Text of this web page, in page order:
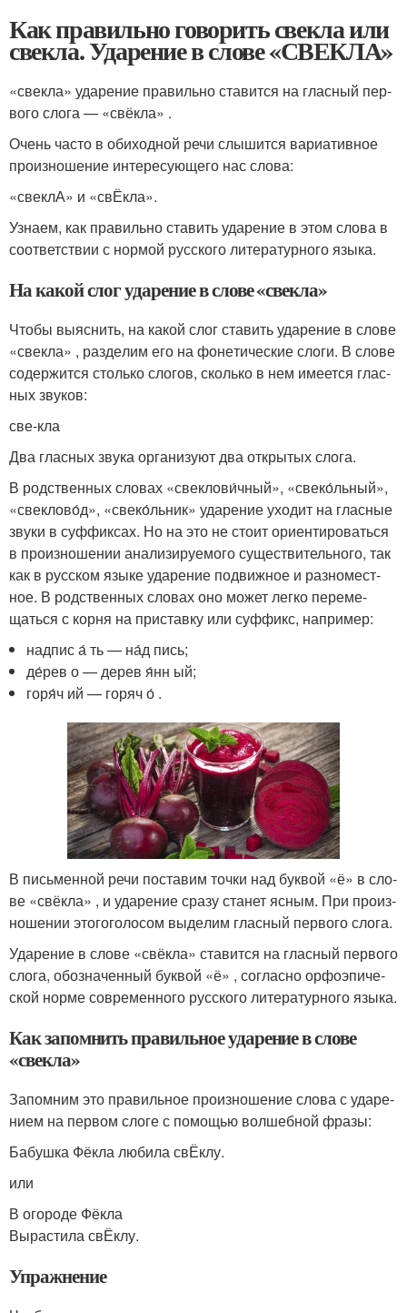
Как правильно говорить свекла или
свекла. Ударение в слове «СВЕКЛА»
«свек­ла» уда­ре­ние пра­виль­но ста­вит­ся на глас­ный пер­
во­го сло­га — «свёк­ла» .
Очень часто в оби­ход­ной речи слы­шит­ся вари­а­тив­ное
про­из­но­ше­ние инте­ре­су­ю­ще­го нас сло­ва:
«свеклА» и «свЁкла».
Узнаем, как пра­виль­но ста­вить уда­ре­ние в этом сло­ва в
соот­вет­ствии с нор­мой рус­ско­го лите­ра­тур­но­го язы­ка.
На какой слог ударение в слове «свекла»
Чтобы выяс­нить, на какой слог ста­вить уда­ре­ние в сло­ве
«свек­ла» , раз­де­лим его на фоне­ти­че­ские сло­ги. В сло­ве
содер­жит­ся столь­ко сло­гов, сколь­ко в нем име­ет­ся глас­
ных зву­ков:
све-кла
Два глас­ных зву­ка орга­ни­зу­ют два откры­тых сло­га.
В род­ствен­ных сло­вах «свеклови́чный», «свеко́льный»,
«свеклово́д», «свеко́льник» уда­ре­ние ухо­дит на глас­ные
зву­ки в суф­фик­сах. Но на это не сто­ит ори­ен­ти­ро­вать­ся
в про­из­но­ше­нии ана­ли­зи­ру­е­мо­го суще­стви­тель­но­го, так
как в рус­ском язы­ке уда­ре­ние подвиж­ное и раз­но­мест­
ное. В род­ствен­ных сло­вах оно может лег­ко пере­ме­
щать­ся с кор­ня на при­став­ку или суф­фикс, напри­мер:
над­пис а́ ть — на́д пись;
де́рев о — дерев я́нн ый;
горя́ч ий — горяч о́ .
В пись­мен­ной речи поста­вим точ­ки над бук­вой «ё» в сло­
ве «свёк­ла» , и уда­ре­ние сра­зу ста­нет ясным. При про­из­
но­ше­нии это­гоголо­сом выде­лим глас­ный пер­во­го сло­га.
Ударение в сло­ве «свёк­ла» ста­вит­ся на глас­ный пер­во­го
сло­га, обо­зна­чен­ный бук­вой «ё» , соглас­но орфо­эпи­че­
ской нор­ме совре­мен­но­го рус­ско­го лите­ра­тур­но­го язы­ка.
Как запомнить правильное ударение в слове
«свекла»
Запомним это пра­виль­ное про­из­но­ше­ние сло­ва с уда­ре­
ни­ем на пер­вом сло­ге с помо­щью вол­шеб­ной фра­зы:
Бабушка Фёкла люби­ла свЁклу.
или
В ого­ро­де Фёкла
Вырастила свЁклу.
Упражнение